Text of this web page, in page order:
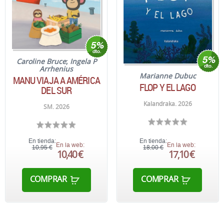
Caroline Bruce; Ingela P
Arrhenius
MANU VIAJA A AMÉRICA
DEL SUR
SM. 2026
En tienda:
10,95 € En la web:
10,40 €
COMPRAR
Marianne Dubuc
FLOP Y EL LAGO
Kalandraka. 2026
En tienda:
18,00 €
En la web:
17,10 €
COMPRAR